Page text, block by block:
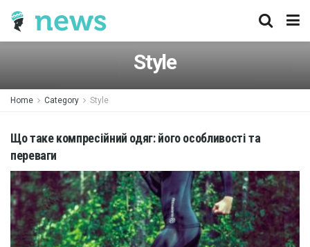
Style
Home Category Style
Що таке компресійний одяг: його особливості та
переваги